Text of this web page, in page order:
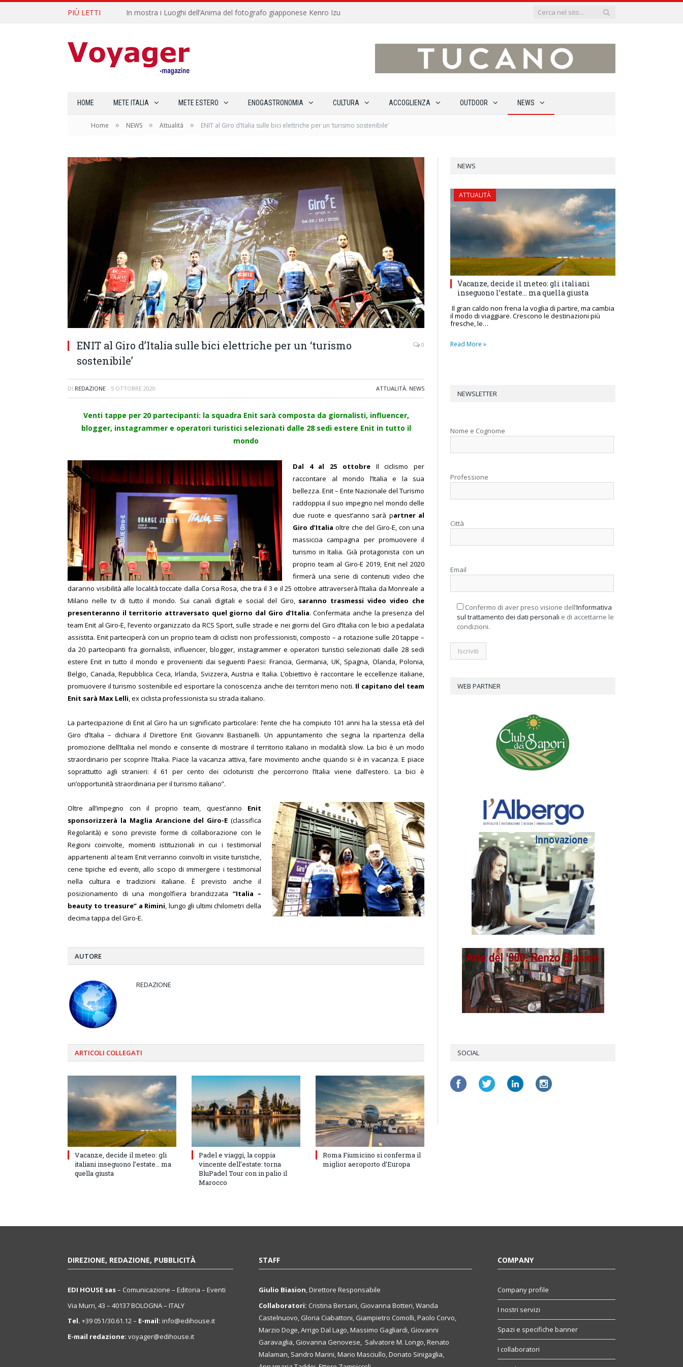
PIÙ LETTI L’Oltrepò pavese si valorizza attraverso 15 percorsi enoturistici
HOME METE ITALIA METE ESTERO ENOGASTRONOMIA CULTURA ACCOGLIENZA OUTDOOR NEWS
Home » NEWS » Attualità » ENIT al Giro d’Italia sulle bici elettriche per un ‘turismo sostenibile’
ENIT al Giro d’Italia sulle bici elettriche per un ‘turismo
sostenibile’
0
DI REDAZIONE - 5 OTTOBRE 2020 ATTUALITÀ, NEWS
Venti tappe per 20 partecipanti: la squadra Enit sarà composta da giornalisti, influencer,
blogger, instagrammer e operatori turistici selezionati dalle 28 sedi estere Enit in tutto il
mondo
Dal 4 al 25 ottobre
Il ciclismo per
raccontare al mondo l’Italia e la sua
bellezza. Enit – Ente Nazionale del Turismo
raddoppia il suo impegno nel mondo delle
due ruote e quest’anno sarà partner al
Giro d’Italia oltre che del Giro-E, con una
massiccia campagna per promuovere il
turismo in Italia. Già protagonista con un
proprio team al Giro-E 2019, Enit nel 2020
firmerà una serie di contenuti video che
daranno visibilità alle località toccate dalla Corsa Rosa, che tra il 3 e il 25 ottobre attraverserà l’Italia da Monreale a
Milano nelle tv di tutto il mondo. Sui canali digitali e social del Giro, saranno trasmessi video video che
presenteranno il territorio attraversato quel giorno dal Giro d’Italia.Confermata anche la presenza del
team Enit al Giro-E, l’evento organizzato da RCS Sport, sulle strade e nei giorni del Giro d’Italia con le bici a pedalata
assistita. Enit parteciperà con un proprio team di ciclisti non professionisti, composto – a rotazione sulle 20 tappe –
da 20 partecipanti fra giornalisti, influencer, blogger, instagrammer e operatori turistici selezionati dalle 28 sedi
estere Enit in tutto il mondo e provenienti dai seguenti Paesi: Francia, Germania, UK, Spagna, Olanda, Polonia,
Belgio, Canada, Repubblica Ceca, Irlanda, Svizzera, Austria e Italia. L’obiettivo è raccontare le eccellenze italiane,
promuovere il turismo sostenibile ed esportare la conoscenza anche dei territori meno noti. Il capitano del team
Enit sarà Max Lelli, ex ciclista professionista su strada italiano.
La partecipazione di Enit al Giro ha un significato particolare: l’ente che ha compiuto 101 anni ha la stessa età del
Giro d’Italia – dichiara il Direttore Enit Giovanni Bastianelli. Un appuntamento che segna la ripartenza della
promozione dell’Italia nel mondo e consente di mostrare il territorio italiano in modalità slow. La bici è un modo
straordinario per scoprire l’Italia. Piace la vacanza attiva, fare movimento anche quando si è in vacanza. E piace
soprattutto agli stranieri: il 61 per cento dei cicloturisti che percorrono l’Italia viene dall’estero. La bici è
un’opportunità straordinaria per il turismo italiano”.
Oltre all’impegno con il proprio team, quest’anno Enit
sponsorizzerà la Maglia Arancione del Giro-E (classifica
Regolarità) e sono previste forme di collaborazione con le
Regioni coinvolte, momenti istituzionali in cui i testimonial
appartenenti al team Enit verranno coinvolti in visite turistiche,
cene tipiche ed eventi, allo scopo di immergere i testimonial
nella cultura e tradizioni italiane. È previsto anche il
posizionamento di una mongolfiera brandizzata “Italia –
beauty to treasure” a Rimini, lungo gli ultimi chilometri della
decima tappa del Giro-E.
AUTORE
REDAZIONE
ARTICOLI COLLEGATI
Vacanze, decide il meteo: gli
italiani inseguono l’estate… ma
quella giusta
Padel e viaggi, la coppia
vincente dell’estate: torna
BluPadel Tour con in palio il
Marocco
Roma Fiumicino si conferma il
miglior aeroporto d’Europa
NEWS
ATTUALITÀ
Vacanze, decide il meteo: gli italiani
inseguono l’estate… ma quella giusta
Il gran caldo non frena la voglia di partire, ma cambia
il modo di viaggiare. Crescono le destinazioni più
fresche, le…
Read More »
NEWSLETTER
Nome e Cognome
Professione
Città
Email
Confermo di aver preso visione dell’Informativa
sul trattamento dei dati personali e di accettarne le
condizioni.
WEB PARTNER
SOCIAL
DIREZIONE, REDAZIONE, PUBBLICITÀ
EDI HOUSE sas– Comunicazione – Editoria – Eventi
Via Murri, 43 – 40137 BOLOGNA – ITALY
Tel. +39 051/30.61.12 – E-mail: info@edihouse.it
E-mail redazione: voyager@edihouse.it
STAFF
Giulio Biasion, Direttore Responsabile
Collaboratori: Cristina Bersani, Giovanna Botteri, Wanda
Castelnuovo, Gloria Ciabattoni, Giampietro Comolli, Paolo Corvo,
Marzio Doge, Arrigo Dal Lago, Massimo Gagliardi, Giovanni
Garavaglia, Giovanna Genovese, Salvatore M. Longo, Renato
Malaman, Sandro Marini, Mario Masciullo, Donato Sinigaglia,
COMPANY
Company profile
I nostri servizi
Spazi e specifiche banner
I collaboratori